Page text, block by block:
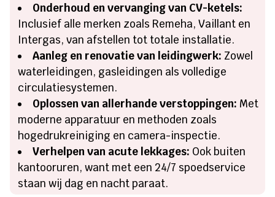
Onderhoud en vervanging van CV-ketels:
Inclusief alle merken zoals Remeha, Vaillant en
Intergas, van afstellen tot totale installatie.
Aanleg en renovatie van leidingwerk: Zowel
waterleidingen, gasleidingen als volledige
circulatiesystemen.
Oplossen van allerhande verstoppingen: Met
moderne apparatuur en methoden zoals
hogedrukreiniging en camera-inspectie.
Verhelpen van acute lekkages: Ook buiten
kantooruren, want met een 24/7 spoedservice
staan wij dag en nacht paraat.